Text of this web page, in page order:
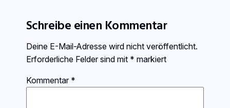
Schreibe einen Kommentar
Deine E-Mail-Adresse wird nicht veröffentlicht.
Erforderliche Felder sind mit * markiert
Kommentar *